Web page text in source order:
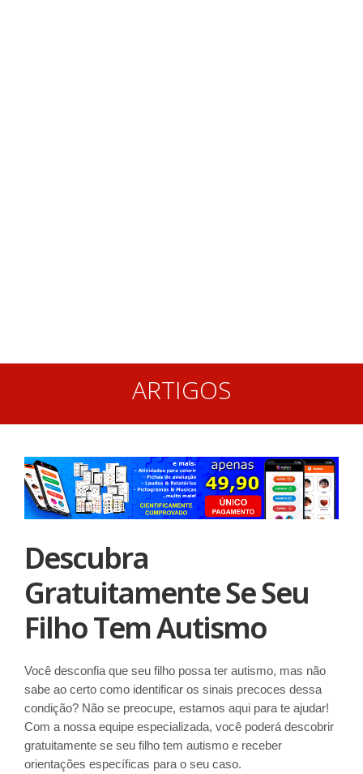
ARTIGOS
Descubra
Gratuitamente Se Seu
Filho Tem Autismo
Você desconfia que seu filho possa ter autismo, mas não
sabe ao certo como identificar os sinais precoces dessa
condição? Não se preocupe, estamos aqui para te ajudar!
Com a nossa equipe especializada, você poderá descobrir
gratuitamente se seu filho tem autismo e receber
orientações específicas para o seu caso.